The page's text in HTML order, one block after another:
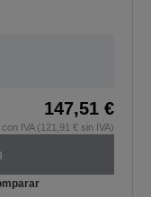
147,51 €
con IVA (121,91 € sin IVA)